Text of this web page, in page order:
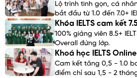
Lộ trình tinh gọn, cá
bắt đầu từ 1.0 đến 7.0+
Khóa IELTS cam kết
100% giảng viên 8.5+
Overall đứng lớp.
Khoá học IELTS Online
Cam kết tăng 0,5 - 1.0
điểm chỉ sau 1,5 - 2